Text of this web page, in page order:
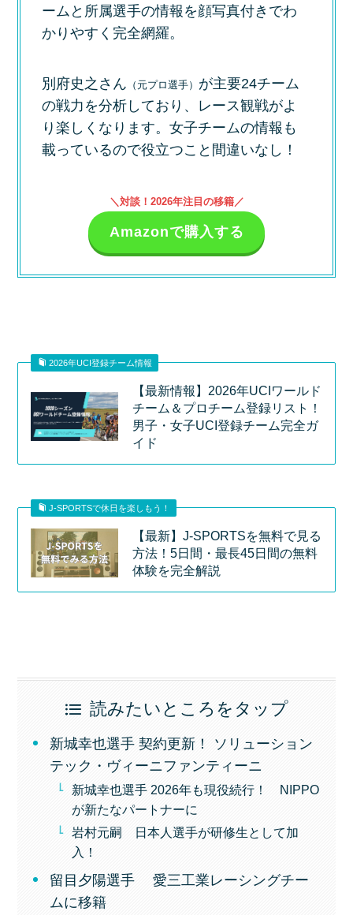
ームと所属選手の情報を顔写真付きでわ
かりやすく完全網羅。
別府史之さん （元プロ選手） が主要24チーム
の戦力を分析しており、レース観戦がよ
り楽しくなります。女子チームの情報も
載っているので役立つこと間違いなし！
＼対談！2026年注目の移籍／
Amazonで購入する
2026年UCI登録チーム情報
【最新情報】2026年UCIワールド
チーム＆プロチーム登録リスト！
男子・女子UCI登録チーム完全ガ
イド
J-SPORTSで休日を楽しもう！
【最新】J-SPORTSを無料で見る
方法！5日間・最長45日間の無料
体験を完全解説
読みたいところをタップ
新城幸也選手 契約更新！ ソリューション
テック・ヴィーニファンティーニ
新城幸也選手 2026年も現役続行！ NIPPO
が新たなパートナーに
岩村元嗣 日本人選手が研修生として加
入！
留目夕陽選手 愛三工業レーシングチー
ムに移籍